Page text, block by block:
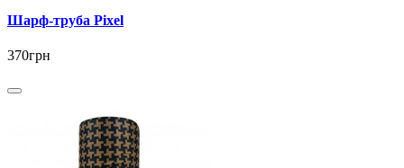
Шарф-труба Pixel
370грн